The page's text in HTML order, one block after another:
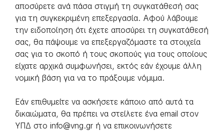
αποσύρετε ανά πάσα στιγμή τη συγκατάθεσή σας
για τη συγκεκριμένη επεξεργασία. Αφού λάβουμε
την ειδοποίηση ότι έχετε αποσύρει τη συγκατάθεσή
σας, θα πάψουμε να επεξεργαζόμαστε τα στοιχεία
σας για το σκοπό ή τους σκοπούς για τους οποίους
είχατε αρχικά συμφωνήσει, εκτός εάν έχουμε άλλη
νομική βάση για να το πράξουμε νόμιμα.
Εάν επιθυμείτε να ασκήσετε κάποιο από αυτά τα
δικαιώματα, θα πρέπει να στείλετε ένα email στον
ΥΠΔ στο info@vng.gr ή να επικοινωνήσετε